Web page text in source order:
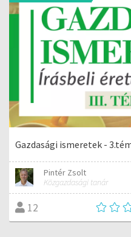
Gazdasági ismeretek -
Pintér Zsolt
Közgazdasági tanár
12